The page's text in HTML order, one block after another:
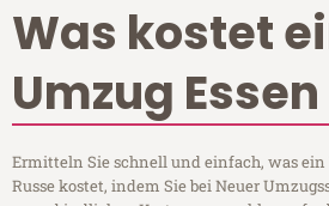
Was kostet
Umzug
Ermitteln Sie schnell und einfach, was ein
Russe kostet, indem Sie bei Neuer